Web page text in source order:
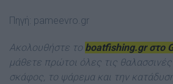
Πηγή: pameevro.gr
Ακολουθήστε το boatfishing.gr στο
μάθετε πρώτοι όλες τις θαλασσινές
σκάφος, το ψάρεμα και την